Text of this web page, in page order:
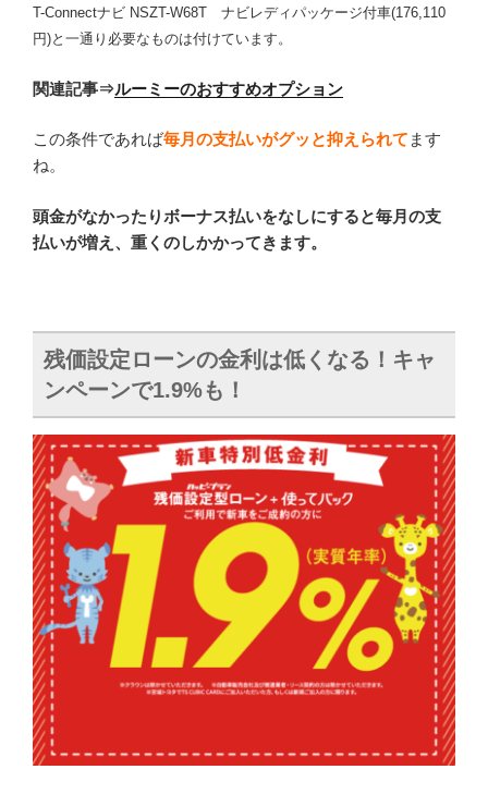
T-Connectナビ NSZT-W68T ナビレディパッケージ付車(176,110
円)と一通り必要なものは付けています。
関連記事⇒ルーミーのおすすめオプション
この条件であれば毎月の支払いがグッと抑えられて ます
ね。
頭金がなかったりボーナス払いをなしにすると毎月の支
払いが増え、重くのしかかってきます。
残価設定ローンの金利は低くなる！キャ
ンペーンで1.9%も！